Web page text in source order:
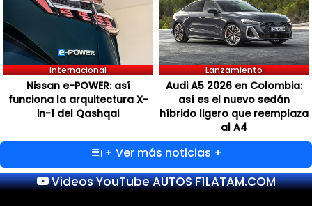
Internacional
Nissan e-POWER: así
funciona la arquitectura X-
in-1 del Qashqai
Lanzamiento
Audi A5 2026 en Colombia:
así es el nuevo sedán
híbrido ligero que reemplaza
al A4
+ Ver más noticias +
Videos YouTube AUTOS F1LATAM.COM